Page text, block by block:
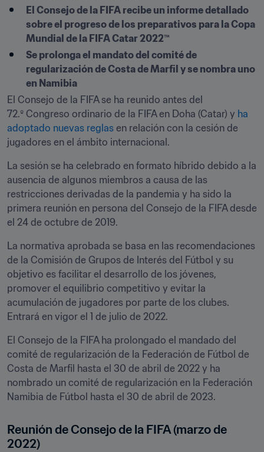
El Consejo de la FIFA recibe un informe detallado
sobre el progreso de los preparativos para la Copa
Mundial de la FIFA Catar 2022™
Se prolonga el mandato del comité de
regularización de Costa de Marfil y se nombra uno
en Namibia
El Consejo de la FIFA se ha reunido antes del
72.º Congreso ordinario de la FIFA en Doha (Catar) y ha
adoptado nuevas reglas en relación con la cesión de
jugadores en el ámbito internacional.
La sesión se ha celebrado en formato híbrido debido a la
ausencia de algunos miembros a causa de las
restricciones derivadas de la pandemia y ha sido la
primera reunión en persona del Consejo de la FIFA desde
el 24 de octubre de 2019.
La normativa aprobada se basa en las recomendaciones
de la Comisión de Grupos de Interés del Fútbol y su
objetivo es facilitar el desarrollo de los jóvenes,
promover el equilibrio competitivo y evitar la
acumulación de jugadores por parte de los clubes.
Entrará en vigor el 1 de julio de 2022.
El Consejo de la FIFA ha prolongado el mandado del
comité de regularización de la Federación de Fútbol de
Costa de Marfil hasta el 30 de abril de 2022 y ha
nombrado un comité de regularización en la Federación
Namibia de Fútbol hasta el 30 de abril de 2023.
Reunión de Consejo de la FIFA (marzo de
2022)